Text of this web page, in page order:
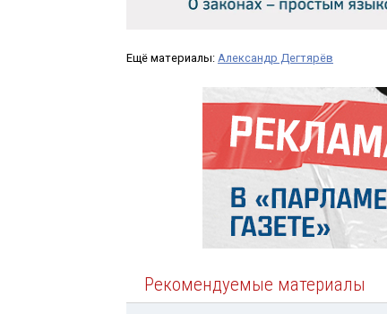
Ещё материалы: Александр Дегтярёв
Рекомендуемые материалы